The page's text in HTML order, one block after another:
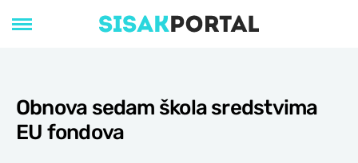
Obnova sedam škola sredstvima
EU fondova